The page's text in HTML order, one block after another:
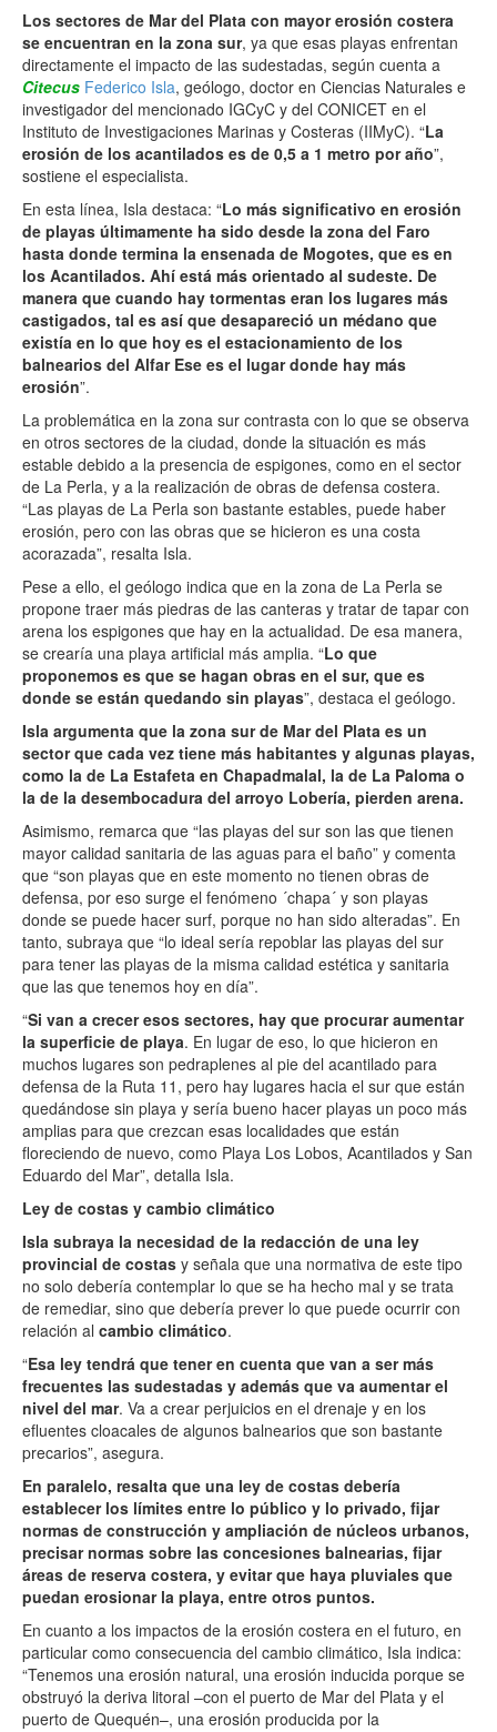
Los sectores de Mar del Plata con mayor erosión costera
se encuentran en la zona sur, ya que esas playas enfrentan
directamente el impacto de las sudestadas, según cuenta a
Citecus Federico Isla, geólogo, doctor en Ciencias Naturales e
investigador del mencionado IGCyC y del CONICET en el
Instituto de Investigaciones Marinas y Costeras (IIMyC). “La
erosión de los acantilados es de 0,5 a 1 metro por año”,
sostiene el especialista.
En esta línea, Isla destaca: “Lo más significativo en erosión
de playas últimamente ha sido desde la zona del Faro
hasta donde termina la ensenada de Mogotes, que es en
los Acantilados. Ahí está más orientado al sudeste. De
manera que cuando hay tormentas eran los lugares más
castigados, tal es así que desapareció un médano que
existía en lo que hoy es el estacionamiento de los
balnearios del Alfar Ese es el lugar donde hay más
erosión”.
La problemática en la zona sur contrasta con lo que se observa
en otros sectores de la ciudad, donde la situación es más
estable debido a la presencia de espigones, como en el sector
de La Perla, y a la realización de obras de defensa costera.
“Las playas de La Perla son bastante estables, puede haber
erosión, pero con las obras que se hicieron es una costa
acorazada”, resalta Isla.
Pese a ello, el geólogo indica que en la zona de La Perla se
propone traer más piedras de las canteras y tratar de tapar con
arena los espigones que hay en la actualidad. De esa manera,
se crearía una playa artificial más amplia. “Lo que
proponemos es que se hagan obras en el sur, que es
donde se están quedando sin playas”, destaca el geólogo.
Isla argumenta que la zona sur de Mar del Plata es un
sector que cada vez tiene más habitantes y algunas playas,
como la de La Estafeta en Chapadmalal, la de La Paloma o
la de la desembocadura del arroyo Lobería, pierden arena.
Asimismo, remarca que “las playas del sur son las que tienen
mayor calidad sanitaria de las aguas para el baño” y comenta
que “son playas que en este momento no tienen obras de
defensa, por eso surge el fenómeno ´chapa´ y son playas
donde se puede hacer surf, porque no han sido alteradas”. En
tanto, subraya que “lo ideal sería repoblar las playas del sur
para tener las playas de la misma calidad estética y sanitaria
que las que tenemos hoy en día”.
“Si van a crecer esos sectores, hay que procurar aumentar
la superficie de playa. En lugar de eso, lo que hicieron en
muchos lugares son pedraplenes al pie del acantilado para
defensa de la Ruta 11, pero hay lugares hacia el sur que están
quedándose sin playa y sería bueno hacer playas un poco más
amplias para que crezcan esas localidades que están
floreciendo de nuevo, como Playa Los Lobos, Acantilados y San
Eduardo del Mar”, detalla Isla.
Ley de costas y cambio climático
Isla subraya la necesidad de la redacción de una ley
provincial de costas y señala que una normativa de este tipo
no solo debería contemplar lo que se ha hecho mal y se trata
de remediar, sino que debería prever lo que puede ocurrir con
relación al cambio climático.
“Esa ley tendrá que tener en cuenta que van a ser más
frecuentes las sudestadas y además que va aumentar el
nivel del mar. Va a crear perjuicios en el drenaje y en los
efluentes cloacales de algunos balnearios que son bastante
precarios”, asegura.
En paralelo, resalta que una ley de costas debería
establecer los límites entre lo público y lo privado, fijar
normas de construcción y ampliación de núcleos urbanos,
precisar normas sobre las concesiones balnearias, fijar
áreas de reserva costera, y evitar que haya pluviales que
puedan erosionar la playa, entre otros puntos.
En cuanto a los impactos de la erosión costera en el futuro, en
particular como consecuencia del cambio climático, Isla indica:
“Tenemos una erosión natural, una erosión inducida porque se
obstruyó la deriva litoral –con el puerto de Mar del Plata y el
puerto de Quequén–, una erosión producida por la